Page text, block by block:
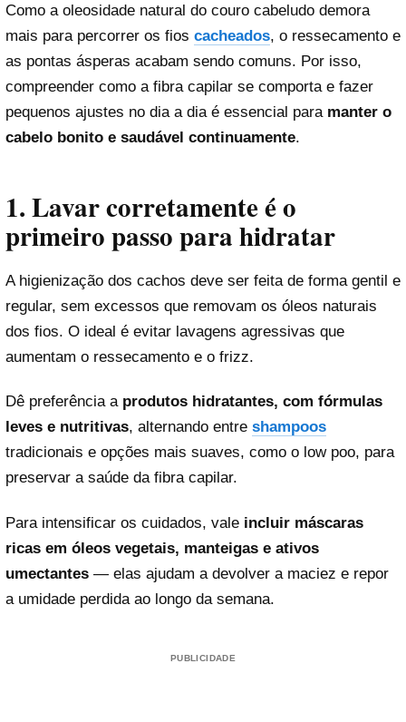
Como a oleosidade natural do couro cabeludo demora
mais para percorrer os fios cacheados, o ressecamento e
as pontas ásperas acabam sendo comuns. Por isso,
compreender como a fibra capilar se comporta e fazer
pequenos ajustes no dia a dia é essencial para manter o
cabelo bonito e saudável continuamente.
1. Lavar corretamente é o
primeiro passo para hidratar
A higienização dos cachos deve ser feita de forma gentil e
regular, sem excessos que removam os óleos naturais
dos fios. O ideal é evitar lavagens agressivas que
aumentam o ressecamento e o frizz.
Dê preferência a produtos hidratantes, com fórmulas
leves e nutritivas, alternando entre shampoos
tradicionais e opções mais suaves, como o low poo, para
preservar a saúde da fibra capilar.
Para intensificar os cuidados, vale incluir máscaras
ricas em óleos vegetais, manteigas e ativos
umectantes — elas ajudam a devolver a maciez e repor
a umidade perdida ao longo da semana.
PUBLICIDADE